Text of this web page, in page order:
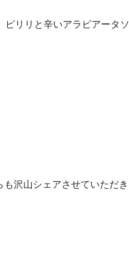
リリと辛いアラビアータソ
沢山シェアさせていただき